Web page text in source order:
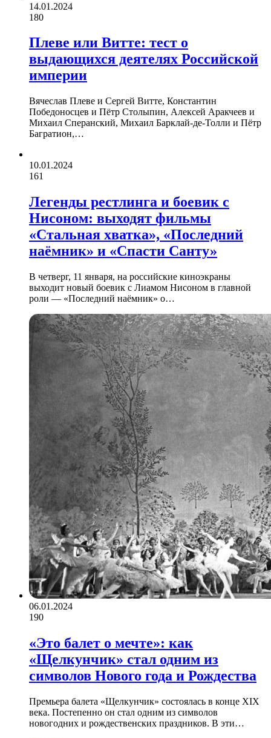
14.01.2024
180
Плеве или Витте: тест о
выдающихся деятелях Российской
империи
Вячеслав Плеве и Сергей Витте, Константин
Победоносцев и Пётр Столыпин, Алексей Аракчеев и
Михаил Сперанский, Михаил Барклай-де-Толли и Пётр
Багратион,…
10.01.2024
161
Легенды рестлинга и боевик с
Нисоном: выходят фильмы
«Стальная хватка», «Последний
наёмник» и «Спасти Санту»
В четверг, 11 января, на российские киноэкраны
выходит новый боевик с Лиамом Нисоном в главной
роли — «Последний наёмник» о…
06.01.2024
190
«Это балет о мечте»: как
«Щелкунчик» стал одним из
символов Нового года и Рождества
Премьера балета «Щелкунчик» состоялась в конце XIX
века. Постепенно он стал одним из символов
новогодних и рождественских праздников. В эти…